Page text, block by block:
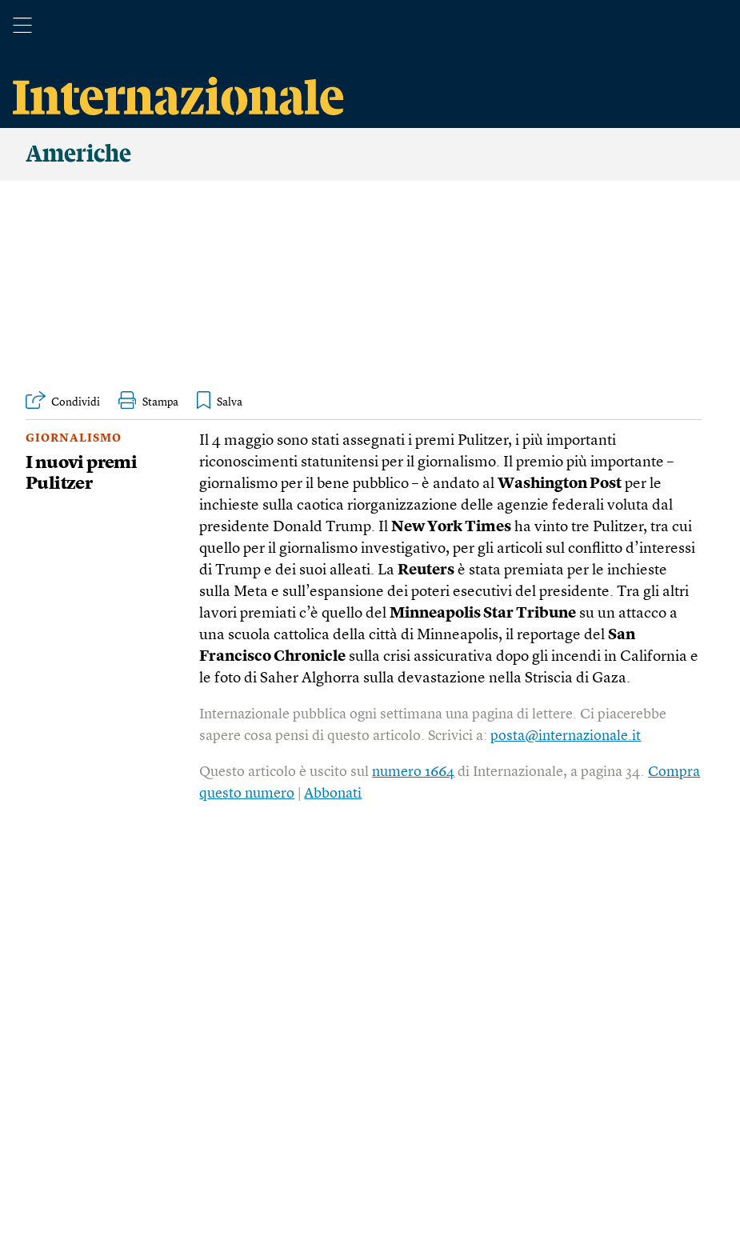
Americhe
Condividi Stampa
GIORNALISMO
I nuovi premi
Pulitzer
Il 4 maggio sono stati assegnati i premi Pulitzer, i più importanti
riconoscimenti statunitensi per il giornalismo. Il premio più importante –
giornalismo per il bene pubblico – è andato al Washington Post per le
inchieste sulla caotica riorganizzazione delle agenzie federali voluta dal
presidente Donald Trump. IlNew York Times ha vinto tre Pulitzer, tra cui
quello per il giornalismo investigativo, per gli articoli sul conflitto d’interessi
di Trump e dei suoi alleati. LaReuters è stata premiata per le inchieste
sulla Meta e sull’espansione dei poteri esecutivi del presidente. Tra gli altri
lavori premiati c’è quello delMinneapolis Star Tribune su un attacco a
una scuola cattolica della città di Minneapolis, il reportage delSan
Francisco Chronicle sulla crisi assicurativa dopo gli incendi in California e
le foto di Saher Alghorra sulla devastazione nella Striscia di Gaza.
Internazionale pubblica ogni settimana una pagina di lettere. Ci piacerebbe
sapere cosa pensi di questo articolo. Scrivici a:posta@internazionale.it
Questo articolo è uscito sulnumero 1664 di Internazionale, a pagina 34.Compra
questo numero |Abbonati